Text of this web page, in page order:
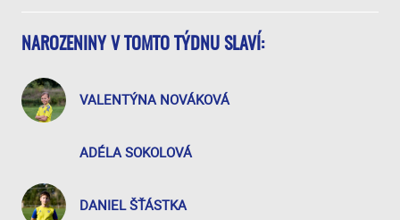
NAROZENINY V TOMTO TÝDNU SLAVÍ:
VALENTÝNA NOVÁKOVÁ
ADÉLA SOKOLOVÁ
DANIEL ŠŤÁSTKA